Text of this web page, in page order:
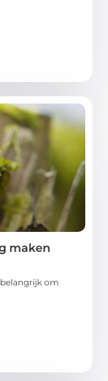
maken
om